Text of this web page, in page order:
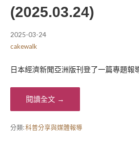
(2025.03.24)
2025-03-24
cakewalk
日本經濟新聞亞洲版刊登了一篇專題報
閱讀全文 →
分類:科普分享與媒體報導